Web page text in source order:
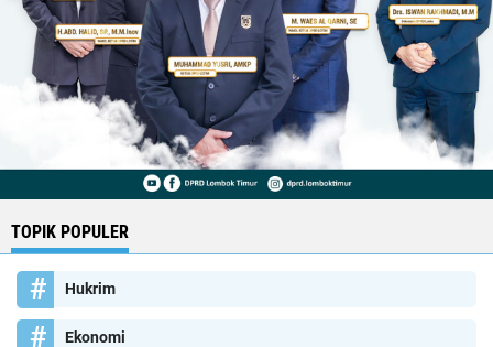
TOPIK POPULER
Hukrim
Ekonomi